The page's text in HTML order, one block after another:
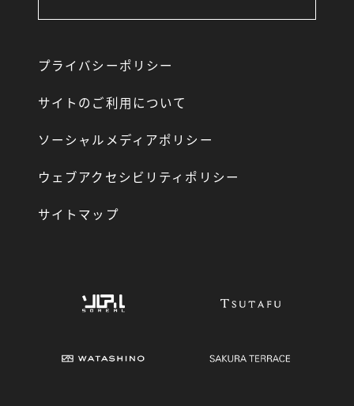
プライバシーポリシー
サイトのご利用について
ソーシャルメディアポリシー
ウェブアクセシビリティポリシー
サイトマップ